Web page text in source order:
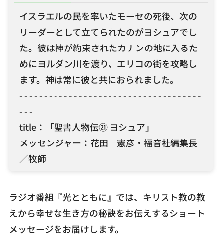
プライバシーポリシー
お問い合わせ
イスラエルの民を率いたモーセの死後、次の
リーダーとして立てられたのがヨシュアでし
た。彼は神が約束されたカナンの地に入るた
めにヨルダン川を渡り、エリコの街を攻略し
ます。神は常に彼と共におられました。
- - - - - - - - - - - - - - - - - - - - - - - - - - - - - - - - - - - - -
- - -
title：「聖書人物伝㉑ ヨシュア」
メッセンジャー：花田 憲彦・福音社編集長
／牧師
ラジオ番組『光とともに』では、キリスト教の教
えから幸せな生き方の秘訣をお伝えするショート
メッセージをお届けします。